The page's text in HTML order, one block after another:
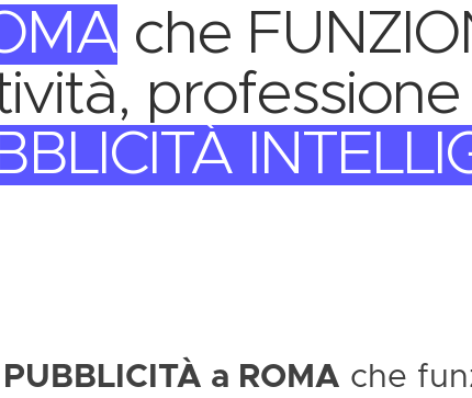
che
PUBBLICITÀ a ROMA che